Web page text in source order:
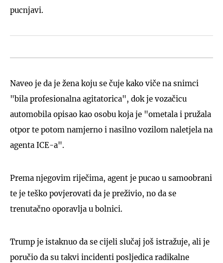
pucnjavi.
Naveo je da je žena koju se čuje kako viče na snimci
"bila profesionalna agitatorica", dok je vozačicu
automobila opisao kao osobu koja je "ometala i pružala
otpor te potom namjerno i nasilno vozilom naletjela na
agenta ICE-a".
Prema njegovim riječima, agent je pucao u samoobrani
te je teško povjerovati da je preživio, no da se
trenutačno oporavlja u bolnici.
Trump je istaknuo da se cijeli slučaj još istražuje, ali je
poručio da su takvi incidenti posljedica radikalne